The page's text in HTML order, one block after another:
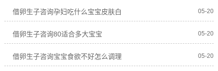
借卵生子咨询孕妇吃什么宝宝皮肤白 05-20
借卵生子咨询80适合多大宝宝 05-20
借卵生子咨询宝宝食欲不好怎么调理 05-20